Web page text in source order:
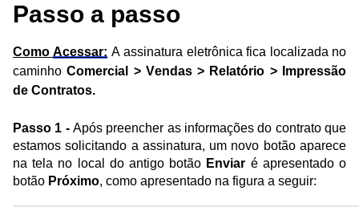
Passo a passo
Como Acessar: A assinatura eletrônica fica localizada no
caminho Comercial > Vendas > Relatório > Impressão
de Contratos.
Passo 1 - Após preencher as informações do contrato que
estamos solicitando a assinatura, um novo botão aparece
na tela no local do antigo botão Enviar é apresentado o
botão Próximo, como apresentado na figura a seguir: